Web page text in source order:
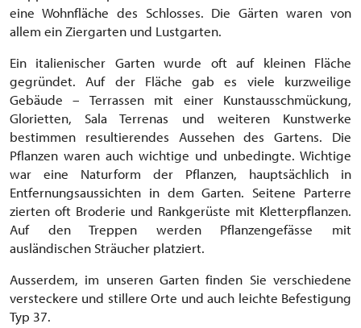
eine Wohnfläche des Schlosses. Die Gärten waren von
allem ein Ziergarten und Lustgarten.
Ein italienischer Garten wurde oft auf kleinen Fläche
gegründet. Auf der Fläche gab es viele kurzweilige
Gebäude – Terrassen mit einer Kunstausschmückung,
Glorietten, Sala Terrenas und weiteren Kunstwerke
bestimmen resultierendes Aussehen des Gartens. Die
Pflanzen waren auch wichtige und unbedingte. Wichtige
war eine Naturform der Pflanzen, hauptsächlich in
Entfernungsaussichten in dem Garten. Seitene Parterre
zierten oft Broderie und Rankgerüste mit Kletterpflanzen.
Auf den Treppen werden Pflanzengefässe mit
ausländischen Sträucher platziert.
Ausserdem, im unseren Garten finden Sie verschiedene
versteckere und stillere Orte und auch leichte Befestigung
Typ 37.